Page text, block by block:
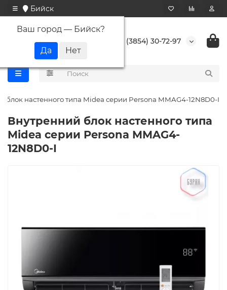
Бийск
Ваш город — Бийск?
+7 (3854) 30-72-97
блок настенного типа Midea серии Persona MMAG4-12N8D0-I
Внутренний блок настенного типа
Midea серии Persona MMAG4-
12N8D0-I